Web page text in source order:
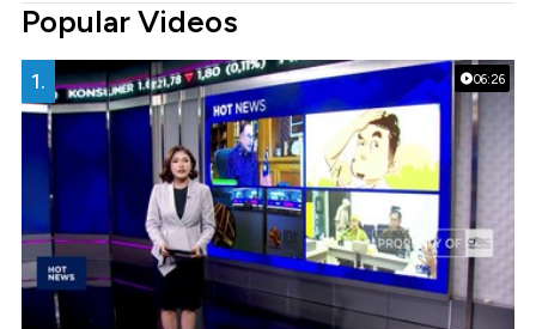
Popular Videos
06:26
1.